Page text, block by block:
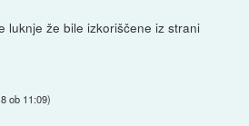
luknje že bile izkoriščene iz strani
ob 11:09)